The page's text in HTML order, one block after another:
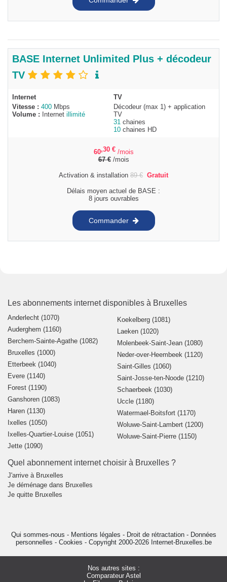
BASE Internet Unlimited Plus + décodeur
TV
Internet
Vitesse : 400 Mbps
Volume :
Internet illimité
TV
Décodeur (max 1) + application
TV
31 chaines
10 chaines HD
60,30 € /mois
67€/mois
Activation & installation 89€ Gratuit
Délais moyen actuel de BASE :
8 jours ouvrables
Commander
Les abonnements internet disponibles à Bruxelles
Anderlecht (1070)
Auderghem (1160)
Berchem-Sainte-Agathe (1082)
Bruxelles (1000)
Etterbeek (1040)
Evere (1140)
Forest (1190)
Ganshoren (1083)
Haren (1130)
Ixelles (1050)
Ixelles-Quartier-Louise (1051)
Jette (1090)
Koekelberg (1081)
Laeken (1020)
Molenbeek-Saint-Jean (1080)
Neder-over-Heembeek (1120)
Saint-Gilles (1060)
Saint-Josse-ten-Noode (1210)
Schaerbeek (1030)
Uccle (1180)
Watermael-Boitsfort (1170)
Woluwe-Saint-Lambert (1200)
Woluwe-Saint-Pierre (1150)
Quel abonnement internet choisir à Bruxelles ?
J'arrive à Bruxelles
Je déménage dans Bruxelles
Je quitte Bruxelles
Qui sommes-nous - Mentions légales - Droit de rétractation - Données
personnelles - Cookies - Copyright 2000-2026 Internet-Bruxelles.be
Nos autres sites :
Comparateur Astel